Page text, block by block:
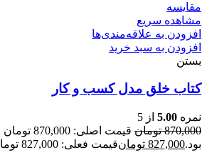
مقایسه
مشاهده سریع
افزودن به علاقه‌مندی‌ها
افزودن به سبد خرید
بستن
کتاب خلق مدل کسب و کار
نمره 5.00 از 5
870,000 تومان
قیمت اصلی: 870,000 تومان
بود.827,000 تومانقیمت فعلی: 827,000 تومان.